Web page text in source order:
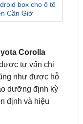
tư vấn chi
như được hỗ
dưỡng định kỳ
định và hiệu